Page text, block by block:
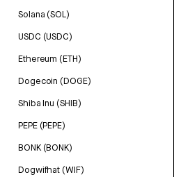
Solana (SOL)
USDC (USDC)
Ethereum (ETH)
Dogecoin (DOGE)
Shiba Inu (SHIB)
PEPE (PEPE)
BONK (BONK)
Dogwifhat (WIF)